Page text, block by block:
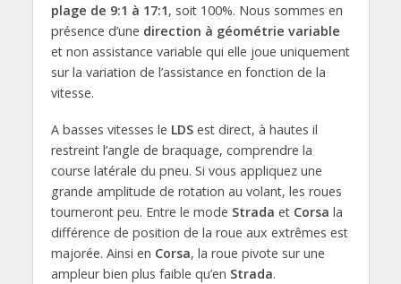
plage de 9:1 à 17:1, soit 100%. Nous sommes en
présence d’une direction à géométrie variable
et non assistance variable qui elle joue uniquement
sur la variation de l’assistance en fonction de la
vitesse.
A basses vitesses le LDSest direct, à hautes il
restreint l’angle de braquage, comprendre la
course latérale du pneu. Si vous appliquez une
grande amplitude de rotation au volant, les roues
tourneront peu. Entre le mode Strada et Corsa la
différence de position de la roue aux extrêmes est
majorée. Ainsi en Corsa, la roue pivote sur une
ampleur bien plus faible qu’en Strada.